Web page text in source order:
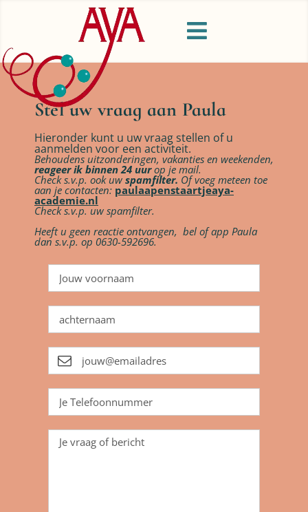
Stel uw vraag aan Paula
Hieronder kunt u uw vraag stellen of u
aanmelden voor een activiteit.
Behoudens uitzonderingen, vakanties en weekenden,
reageer ik binnen 24 uurop je mail.
Check s.v.p. ook uw spamfilter. Of voeg meteen toe
aan je contacten: paulaapenstaartjeaya-
academie.nl
Check s.v.p. uw spamfilter.
Heeft u geen reactie ontvangen, bel of app Paula
dan s.v.p. op 0630-592696.